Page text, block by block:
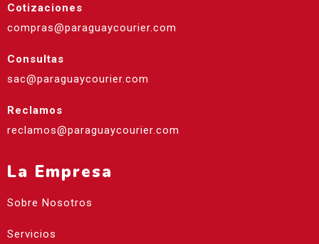
Cotizaciones
compras@paraguaycourier.com
Consultas
sac@paraguaycourier.com
Reclamos
reclamos@paraguaycourier.com
La Empresa
Sobre Nosotros
Servicios